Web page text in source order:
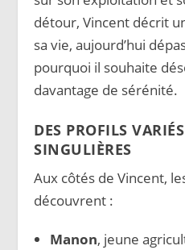
détour, Vincent décrit
sa vie, aujourd’hui
pourquoi il souhaite
davantage de sérénité.
DES PROFILS
SINGULIÈRES
Aux côtés de Vincent,
découvrent :
Manon, jeune